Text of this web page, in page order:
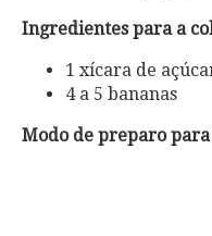
Ingredientes para a
1 xícara de
4 a 5 bananas
Modo de preparo